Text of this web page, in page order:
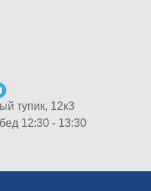
тупик, 12к3
12:30 - 13:30